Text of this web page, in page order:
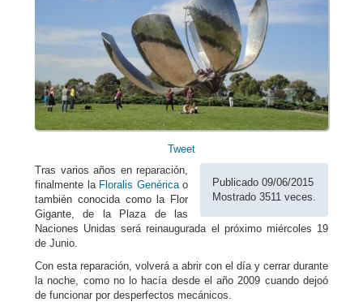
Tweet
Publicado 09/06/2015
Mostrado 3511 veces.
Tras varios años en reparación,
finalmente la Floralis Genéricao
también conocida como la Flor
Gigante, de la Plaza de las
Naciones Unidas será reinaugurada el próximo miércoles 19
de Junio.
Con esta reparación, volverá a abrir con el día y cerrar durante
la noche, como no lo hacía desde el año 2009 cuando dejoó
de funcionar por desperfectos mecánicos.